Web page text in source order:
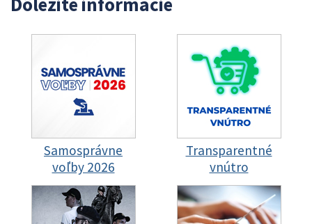
Samosprávne
voľby 2026
Transparentné
vnútro